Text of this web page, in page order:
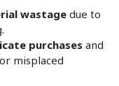
wastagedue to
purchases and
misplaced